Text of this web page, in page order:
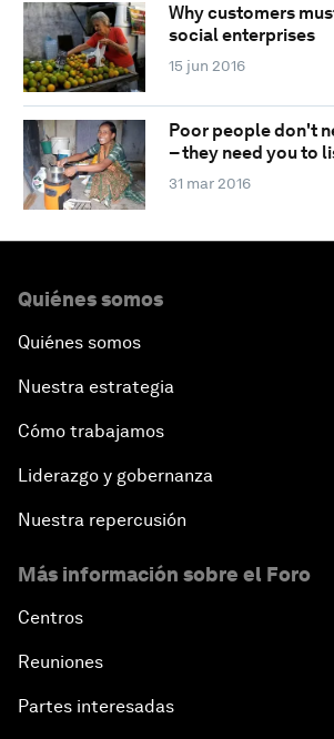
Why customers
social enterprises
15 jun 2016
Poor people don't
– they need you to
31 mar 2016
Quiénes somos
Quiénes somos
Nuestra estrategia
Cómo trabajamos
Liderazgo y gobernanza
Nuestra repercusión
Más información sobre el Foro
Centros
Reuniones
Partes interesadas